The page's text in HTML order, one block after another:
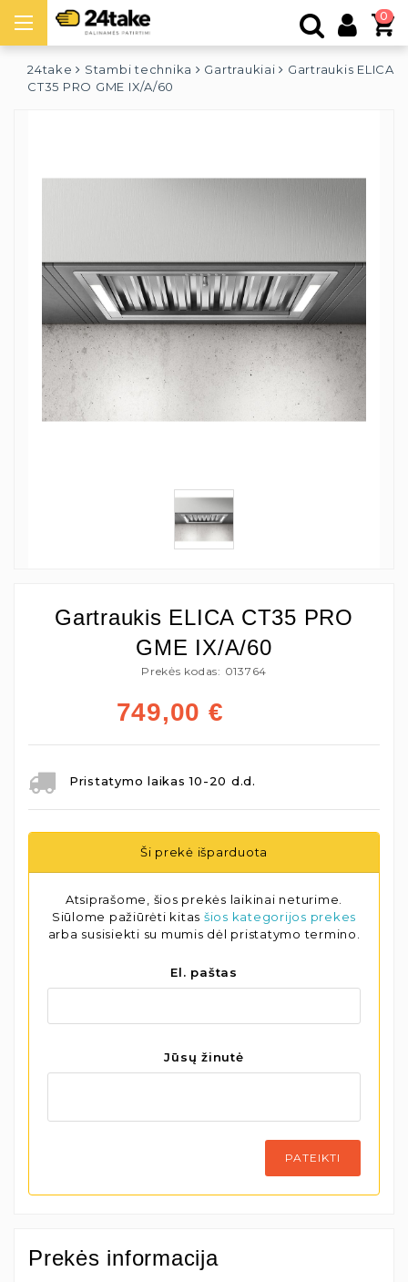
0
24take Stambi technika Gartraukiai
Gartraukis ELICA
CT35 PRO GME IX/A/60
Gartraukis ELICA CT35 PRO
GME IX/A/60
Prekės kodas: 013764
749,00 €
Pristatymo laikas 10-20 d.d.
Ši prekė išparduota
Atsiprašome, šios prekės laikinai neturime.
Siūlome pažiūrėti kitas šios kategorijos prekes
arba susisiekti su mumis dėl pristatymo termino.
El. paštas
Jūsų žinutė
PATEIKTI
Prekės informacija